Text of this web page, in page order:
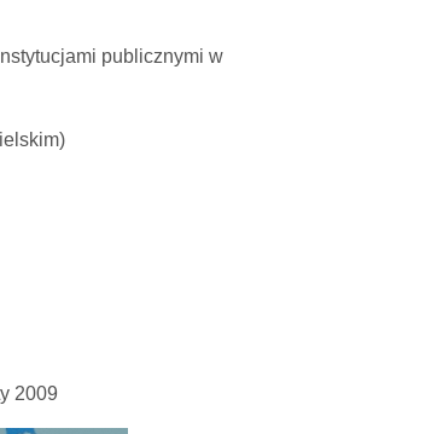
publicznymi w
2009